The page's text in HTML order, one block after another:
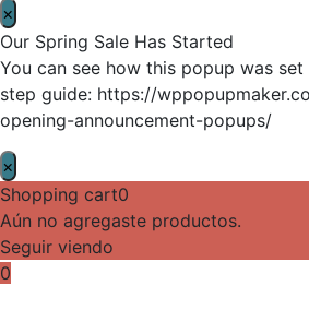
×
Our Spring Sale Has Started
You can see how this popup was
step guide: https://
opening-announcement-popups/
×
Shopping cart0
Aún no agregaste productos.
Seguir viendo
0